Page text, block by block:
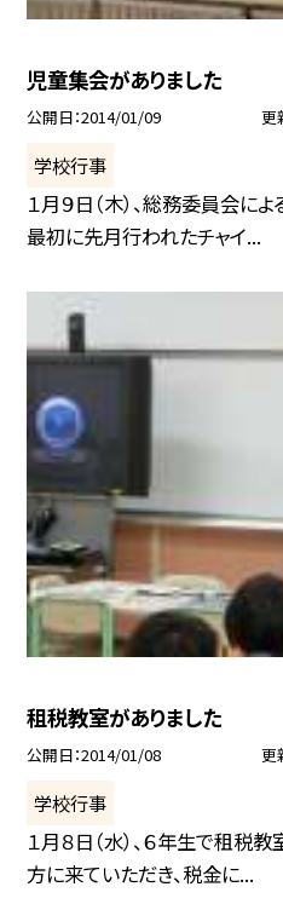
児童集会がありました
公開日 2014/01/09 更
学校行事
１月９日（木）、総務委員会に
最初に先月行われたチャイ...
租税教室がありました
公開日 2014/01/08 更
学校行事
１月８日（水）、６年生で租税
方に来ていただき、税金に...